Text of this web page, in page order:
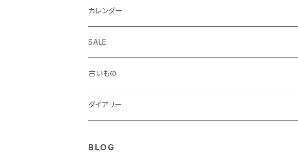
BIC
centropen
AUTOPOINT
PARKER
ノラヤ
杉本ふみ
みやしたゆみ
池田久美子
パンチ、ステープラー
定規、テンプレート
クリップ、割ピン、画鋲、輪ゴム、状差し
消しゴム
マスキングテープ
付箋、シール
包装紙、紙袋
チケット、マッチラベル、切手
ブックカバー、栞、ブックスタンド
バッグ
バッジ、ブローチ、キーホルダー
ハンカチ、手ぬぐい
カレンダー
SALE
古いもの
ダイアリー
BLOG